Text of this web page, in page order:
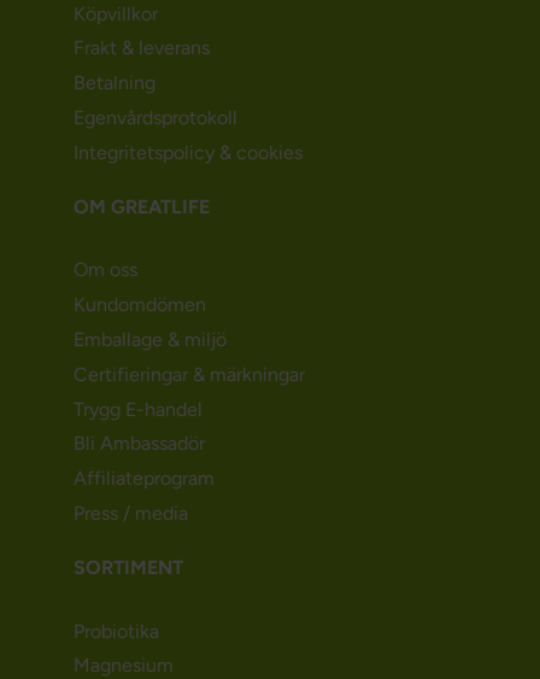
Köpvillkor
Frakt & leverans
Betalning
Egenvårdsprotokoll
Integritetspolicy & cookies
OM GREATLIFE
Om oss
Kundomdömen
Emballage & miljö
Certifieringar & märkningar
Trygg E-handel
Bli Ambassadör
Affiliateprogram
Press / media
SORTIMENT
Probiotika
Magnesium